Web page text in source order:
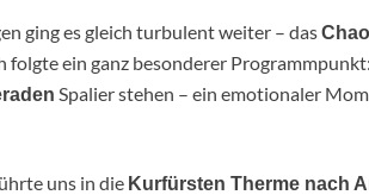
ging es gleich turbulent weiter – das
folgte ein ganz besonderer
Spalier stehen – ein emotionaler
uns in die Kurfürsten Therme nach